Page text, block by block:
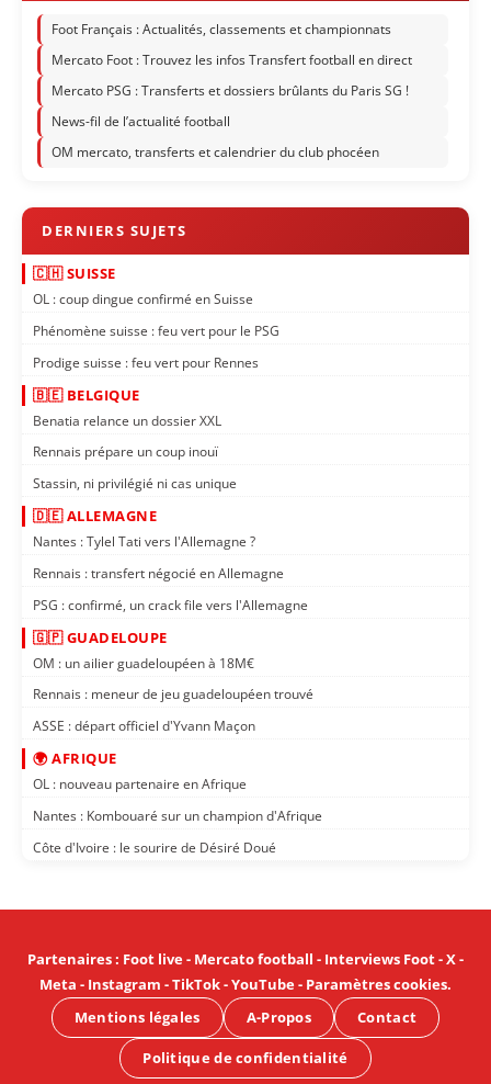
Foot Français : Actualités, classements et championnats
Mercato Foot : Trouvez les infos Transfert football en direct
Mercato PSG : Transferts et dossiers brûlants du Paris SG !
News-fil de l’actualité football
OM mercato, transferts et calendrier du club phocéen
🇨🇭 SUISSE
OL : coup dingue confirmé en Suisse
Phénomène suisse : feu vert pour le PSG
Prodige suisse : feu vert pour Rennes
🇧🇪 BELGIQUE
Benatia relance un dossier XXL
Rennais prépare un coup inouï
Stassin, ni privilégié ni cas unique
🇩🇪 ALLEMAGNE
Nantes : Tylel Tati vers l'Allemagne ?
Rennais : transfert négocié en Allemagne
PSG : confirmé, un crack file vers l'Allemagne
🇬🇵 GUADELOUPE
OM : un ailier guadeloupéen à 18M€
Rennais : meneur de jeu guadeloupéen trouvé
ASSE : départ officiel d'Yvann Maçon
🌍 AFRIQUE
OL : nouveau partenaire en Afrique
Nantes : Kombouaré sur un champion d'Afrique
Côte d'Ivoire : le sourire de Désiré Doué
Partenaires: Foot live- Mercato football - Interviews Foot-X-
Meta - Instagram -TikTok-YouTube- Paramètres cookies.
Mentions légales
A-Propos Contact
Politique de confidentialité